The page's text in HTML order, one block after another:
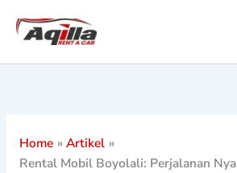
Home
Artikel
Rental Mobil Boyolali: Perjalanan